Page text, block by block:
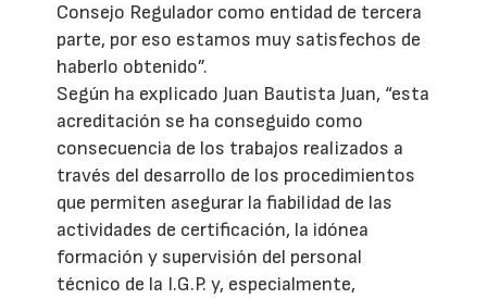
Consejo Regulador como entidad de tercera
parte, por eso estamos muy satisfechos de
haberlo obtenido”.
Según ha explicado Juan Bautista Juan, “esta
acreditación se ha conseguido como
consecuencia de los trabajos realizados a
través del desarrollo de los procedimientos
que permiten asegurar la fiabilidad de las
actividades de certificación, la idónea
formación y supervisión del personal
técnico de la I.G.P. y, especialmente,